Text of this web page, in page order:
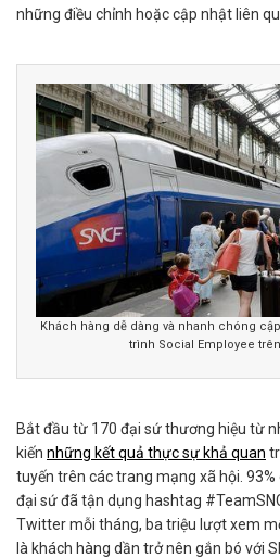
những điều chỉnh hoặc cập nhật liên
Khách hàng dễ dàng và nhanh chóng
trình Social Employee
Bắt đầu từ 170 đại sứ thương hiệu từ
kiến những kết quả thực sự khả quan
tuyến trên các trang mạng xã hội.
đại sứ đã tận dụng hashtag
Twitter mỗi tháng, ba triệu lượt xem
là khách hàng dần trở nên gắn bó với